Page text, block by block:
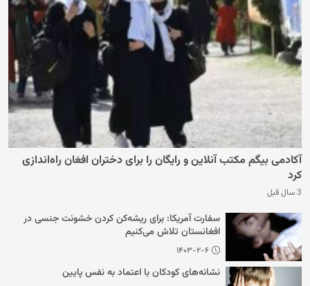
آکادمی بیگم مکتب آنلاین و رایگان را برای دختران افغان راه‌اندازی
کرد
3 سال قبل
سفارت آمریکا: برای ریشه‌کن کردن خشونت جنسی در
افغانستان تلاش می‌کنیم
۱۴۰۳-۲-۶
نشانه‌های کودکان با اعتماد به نفس پایین